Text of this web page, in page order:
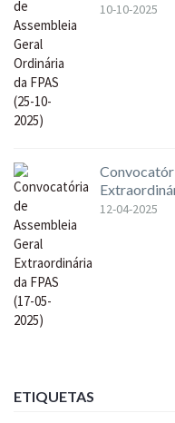
10-10-2025
12-04-2025
ETIQUETAS